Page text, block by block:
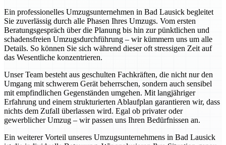
Ein professionelles Umzugsunternehmen in Bad Lausick begleitet
Sie zuverlässig durch alle Phasen Ihres Umzugs. Vom ersten
Beratungsgespräch über die Planung bis hin zur pünktlichen und
schadensfreien Umzugsdurchführung – wir kümmern uns um alle
Details. So können Sie sich während dieser oft stressigen Zeit auf
das Wesentliche konzentrieren.
Unser Team besteht aus geschulten Fachkräften, die nicht nur den
Umgang mit schwerem Gerät beherrschen, sondern auch sensibel
mit empfindlichen Gegenständen umgehen. Mit langjähriger
Erfahrung und einem strukturierten Ablaufplan garantieren wir, dass
nichts dem Zufall überlassen wird. Egal ob privater oder
gewerblicher Umzug – wir passen uns Ihren Bedürfnissen an.
Ein weiterer Vorteil unseres Umzugsunternehmens in Bad Lausick